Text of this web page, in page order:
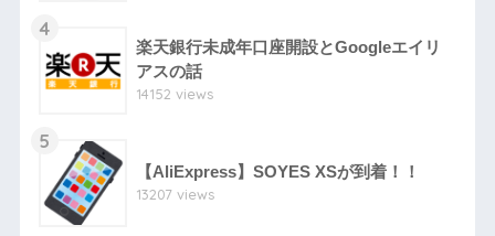
4
楽天銀行未成年口座開設とGoogleエイリ
アスの話
14152 views
5
【AliExpress】SOYES XSが到着！！
13207 views